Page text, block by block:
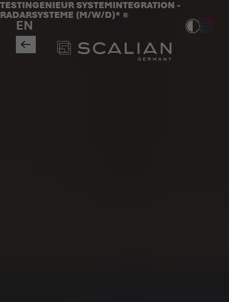
>
EN
Jobs
TESTINGENIEUR SYSTEMINTEGRATION -
RADARSYSTEME (M/W/D)*